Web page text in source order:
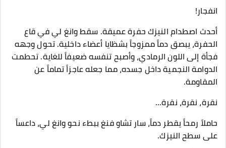
انفجار!
أحدث اصطدام النيزك حفرة عميقة. سقط وانغ لي في قاع
الحفرة، يبصق دماً ممزوجاً بشظايا أعضاء داخلية. تحول وجهه
فجأة إلى اللون الرمادي، وأصبح تنفسه ضعيفاً للغاية. تحطمت
الدوامة النجمية داخل جسده، مما جعله عاجزاً تماماً عن
المقاومة.
نقرة، نقرة، نقرة...
حاملاً رمحاً يقطر دماً، سار تشاو فنغ ببطء نحو وانغ لي، داعساً
على سطح النيزك.